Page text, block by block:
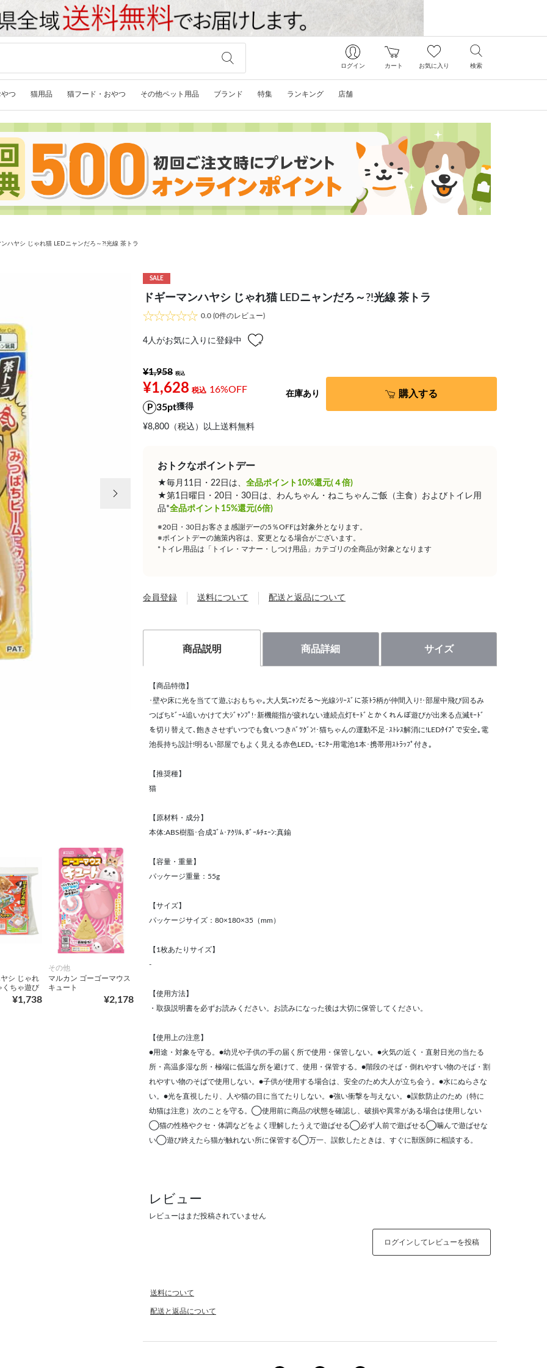
ログイン カート お気に入り 検索
つ 猫用品 猫フード・おやつ その他ペット用品 ブランド 特集 ランキング 店舗
ハヤシ じゃれ猫 LEDニャンだろ～?!光線 茶トラ
シ じゃれ
くちゃ遊び
¥1,738
その他
マルカン ゴーゴーマウス
キュート
¥2,178
SALE
ドギーマンハヤシ じゃれ猫 LEDニャンだろ～?!光線 茶トラ
0.0 (0件のレビュー)
4人がお気に入りに登録中
¥1,958
¥1,628
16%OFF
35pt獲得
¥8,800（税込）以上送料無料
在庫あり 購入する
おトクなポイントデー
★毎月11日・22日は、 全品ポイント10%還元(４倍)
★第1日曜日・20日・30日は、わんちゃん・ねこちゃんご飯（主食）およびトイレ用
品*全品ポイント15%還元(6倍)
※20日・30日お客さま感謝デーの5％OFFは対象外となります。
※ポイントデーの施策内容は、変更となる場合がございます。
*トイレ用品は「トイレ・マナー・しつけ用品」カテゴリの全商品が対象となります
会員登録 送料について 配送と返品について
商品説明 商品詳細 サイズ
【商品特徴】
･壁や床に光を当てて遊ぶおもちゃ｡大人気ﾆｬﾝだろ〜光線ｼﾘｰｽﾞに茶ﾄﾗ柄が仲間入り!･部屋中飛び回るみ
つばちﾋﾞｰﾑ追いかけて大ｼﾞｬﾝﾌﾟ!･新機能指が疲れない連続点灯ﾓｰﾄﾞとかくれんぼ遊びが出来る点滅ﾓｰﾄﾞ
を切り替えて､飽きさせずいつでも食いつきﾊﾞﾂｸﾞﾝ!･猫ちゃんの運動不足･ｽﾄﾚｽ解消に!LEDﾀｲﾌﾟで安全｡電
池長持ち設計!明るい部屋でもよく見える赤色LED｡･ﾓﾆﾀｰ用電池1本･携帯用ｽﾄﾗｯﾌﾟ付き｡
【推奨種】
猫
【原材料・成分】
本体:ABS樹脂･合成ｺﾞﾑ･ｱｸﾘﾙ､ﾎﾞｰﾙﾁｪｰﾝ:真鍮
【容量・重量】
パッケージ重量：55g
【サイズ】
パッケージサイズ：80×180×35（mm）
【1枚あたりサイズ】
-
【使用方法】
・取扱説明書を必ずお読みください。お読みになった後は大切に保管してください。
【使用上の注意】
●用途・対象を守る。●幼児や子供の手の届く所で使用・保管しない。●火気の近く・直射日光の当たる
所・高温多湿な所・極端に低温な所を避けて、使用・保管する。●階段のそば・倒れやすい物のそば・割
れやすい物のそばで使用しない。●子供が使用する場合は、安全のため大人が立ち会う。●水にぬらさな
い。●光を直視したり、人や猫の目に当てたりしない。●強い衝撃を与えない。●誤飲防止のため（特に
幼猫は注意）次のことを守る。◯使用前に商品の状態を確認し、破損や異常がある場合は使用しない
◯猫の性格やクセ・体調などをよく理解したうえで遊ばせる◯必ず人前で遊ばせる◯噛んで遊ばせな
い◯遊び終えたら猫が触れない所に保管する◯万一、誤飲したときは、すぐに獣医師に相談する。
レビュー
レビューはまだ投稿されていません
ログインしてレビューを投稿
送料について
配送と返品について